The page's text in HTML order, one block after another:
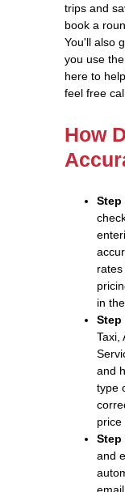
trips and
book a
You'll also
you use
here to
feel free
How
Step
in
Step
Taxi,
and
type
price
Step
and